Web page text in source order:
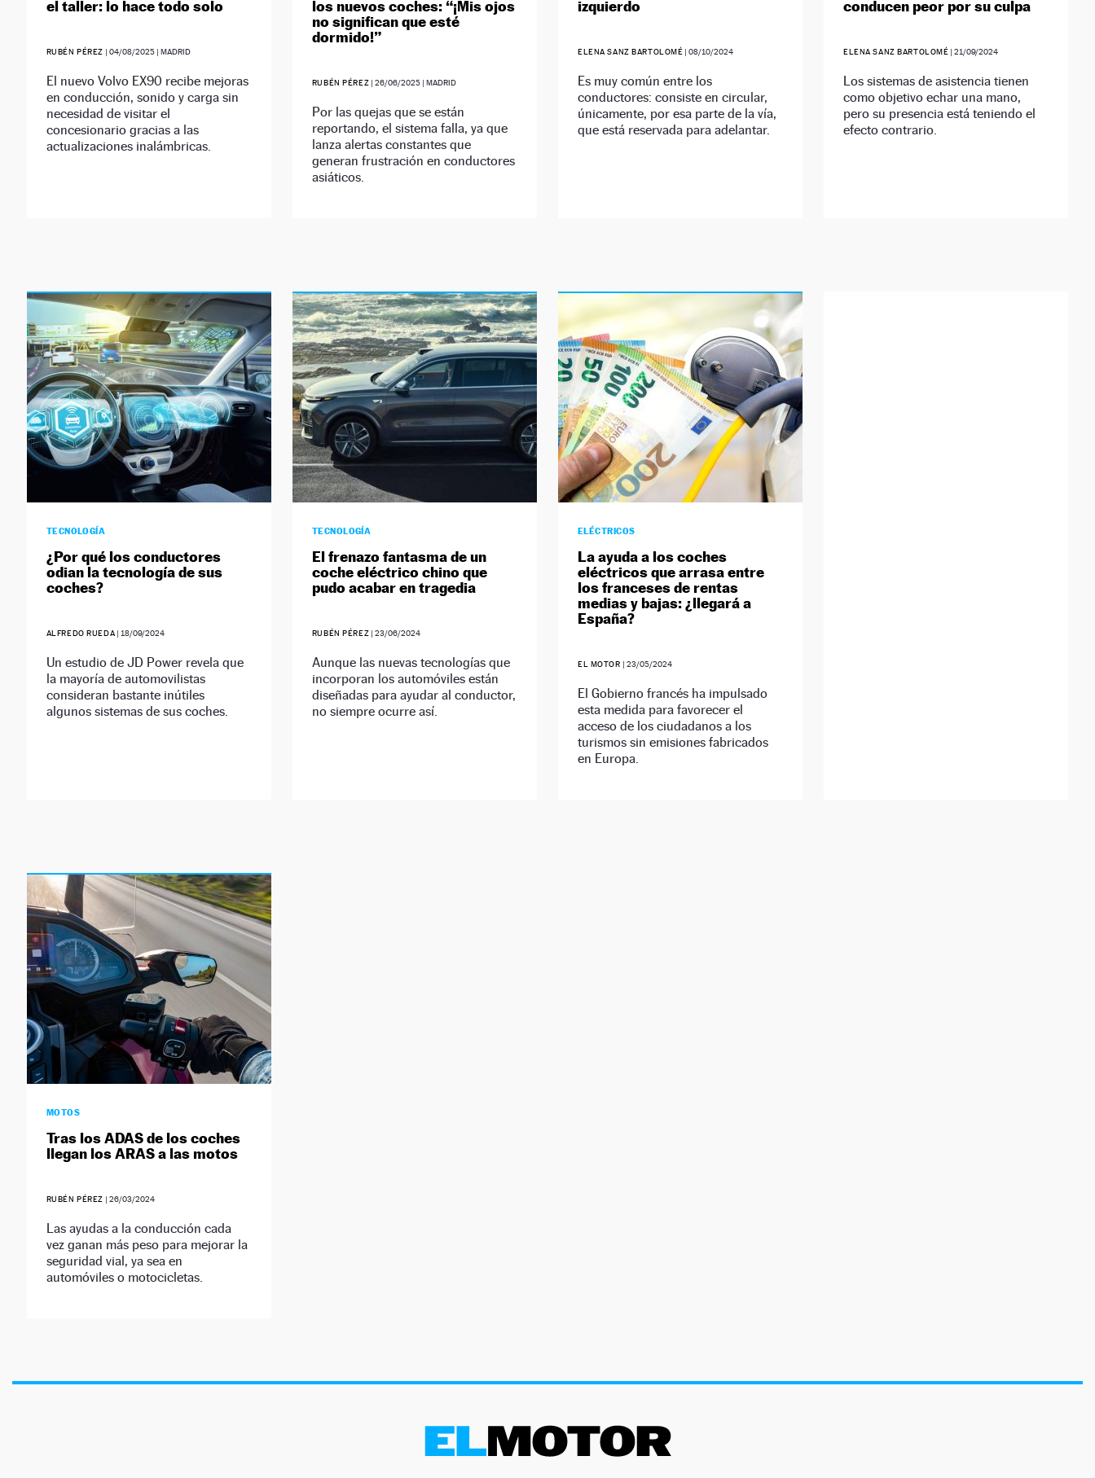
el taller: lo hace todo solo
RUBÉN PÉREZ |04/08/2025 | MADRID
El nuevo Volvo EX90 recibe mejoras
en conducción, sonido y carga sin
necesidad de visitar el
concesionario gracias a las
actualizaciones inalámbricas.
los nuevos coches: “¡Mis ojos
no significan que esté
dormido!”
RUBÉN PÉREZ |26/06/2025 | MADRID
Por las quejas que se están
reportando, el sistema falla, ya que
lanza alertas constantes que
generan frustración en conductores
asiáticos.
izquierdo
ELENA SANZ BARTOLOMÉ |08/10/2024
Es muy común entre los
conductores: consiste en circular,
únicamente, por esa parte de la vía,
que está reservada para adelantar.
conducen peor por su culpa
ELENA SANZ BARTOLOMÉ |21/09/2024
Los sistemas de asistencia tienen
como objetivo echar una mano,
pero su presencia está teniendo el
efecto contrario.
TECNOLOGÍA
¿Por qué los conductores
odian la tecnología de sus
coches?
ALFREDO RUEDA | 18/09/2024
Un estudio de JD Power revela que
la mayoría de automovilistas
consideran bastante inútiles
algunos sistemas de sus coches.
TECNOLOGÍA
El frenazo fantasma de un
coche eléctrico chino que
pudo acabar en tragedia
RUBÉN PÉREZ |23/06/2024
Aunque las nuevas tecnologías que
incorporan los automóviles están
diseñadas para ayudar al conductor,
no siempre ocurre así.
ELÉCTRICOS
La ayuda a los coches
eléctricos que arrasa entre
los franceses de rentas
medias y bajas: ¿llegará a
España?
EL MOTOR | 23/05/2024
El Gobierno francés ha impulsado
esta medida para favorecer el
acceso de los ciudadanos a los
turismos sin emisiones fabricados
en Europa.
MOTOS
Tras los ADAS de los coches
llegan los ARAS a las motos
RUBÉN PÉREZ |26/03/2024
Las ayudas a la conducción cada
vez ganan más peso para mejorar la
seguridad vial, ya sea en
automóviles o motocicletas.